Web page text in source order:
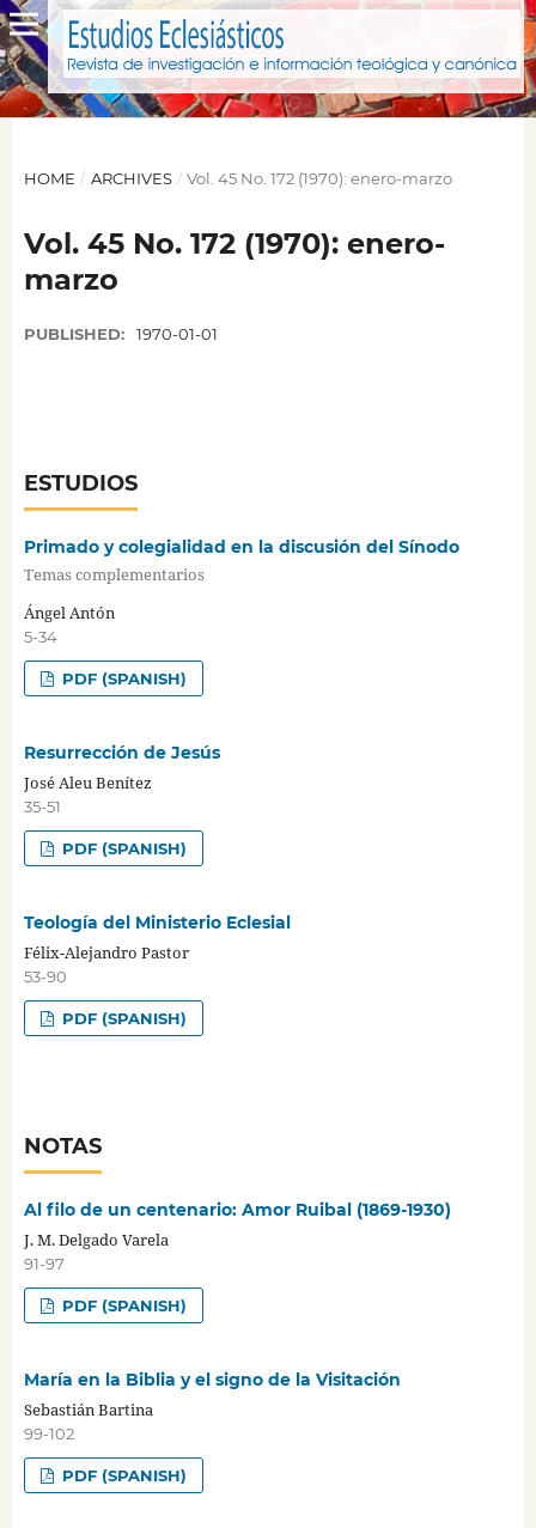
HOME / ARCHIVES / Vol. 45 No. 172 (1970): enero-marzo
Vol. 45 No. 172 (1970): enero-
marzo
PUBLISHED: 1970-01-01
ESTUDIOS
Primado y colegialidad en la discusión del Sínodo
Temas complementarios
Ángel Antón
5-34
PDF (SPANISH)
Resurrección de Jesús
José Aleu Benítez
35-51
PDF (SPANISH)
Teología del Ministerio Eclesial
Félix-Alejandro Pastor
53-90
PDF (SPANISH)
NOTAS
Al filo de un centenario: Amor Ruibal (1869-1930)
J. M. Delgado Varela
91-97
PDF (SPANISH)
María en la Biblia y el signo de la Visitación
Sebastián Bartina
99-102
PDF (SPANISH)